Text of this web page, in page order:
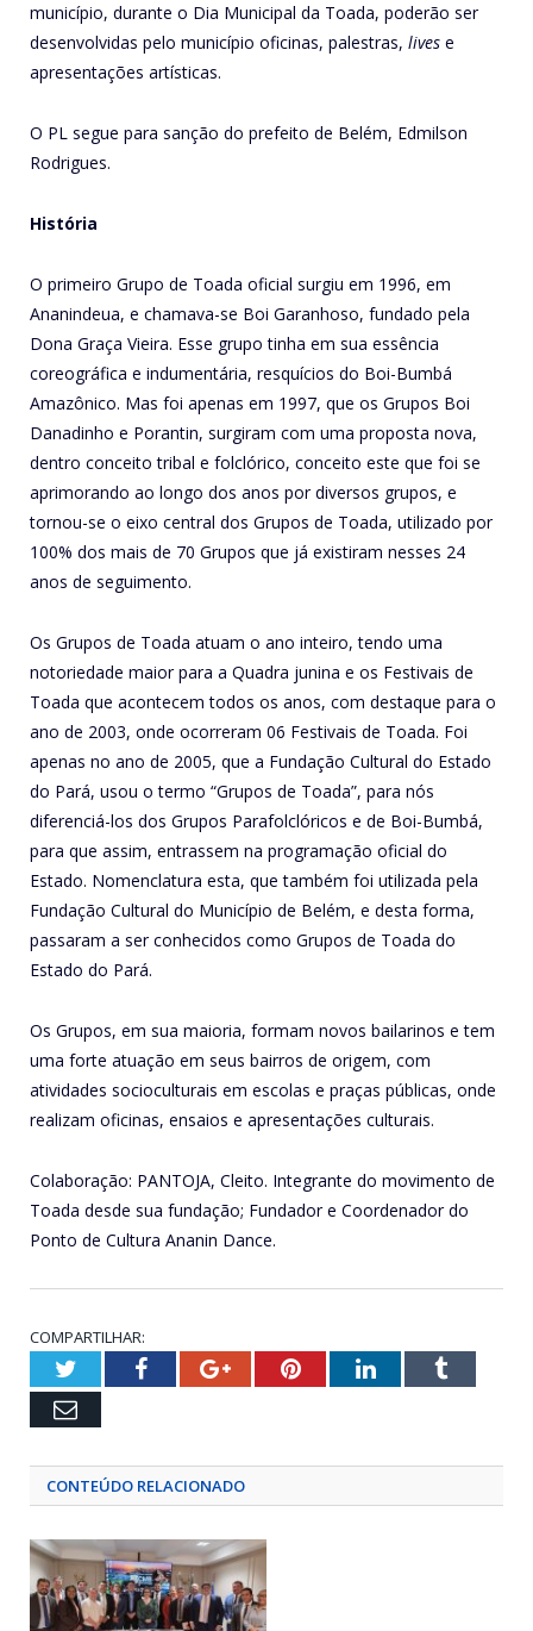
município, durante o Dia Municipal da Toada, poderão ser
desenvolvidas pelo município oficinas, palestras, lives e
apresentações artísticas.
O PL segue para sanção do prefeito de Belém, Edmilson
Rodrigues.
História
O primeiro Grupo de Toada oficial surgiu em 1996, em
Ananindeua, e chamava-se Boi Garanhoso, fundado pela
Dona Graça Vieira. Esse grupo tinha em sua essência
coreográfica e indumentária, resquícios do Boi-Bumbá
Amazônico. Mas foi apenas em 1997, que os Grupos Boi
Danadinho e Porantin, surgiram com uma proposta nova,
dentro conceito tribal e folclórico, conceito este que foi se
aprimorando ao longo dos anos por diversos grupos, e
tornou-se o eixo central dos Grupos de Toada, utilizado por
100% dos mais de 70 Grupos que já existiram nesses 24
anos de seguimento.
Os Grupos de Toada atuam o ano inteiro, tendo uma
notoriedade maior para a Quadra junina e os Festivais de
Toada que acontecem todos os anos, com destaque para o
ano de 2003, onde ocorreram 06 Festivais de Toada. Foi
apenas no ano de 2005, que a Fundação Cultural do Estado
do Pará, usou o termo “Grupos de Toada”, para nós
diferenciá-los dos Grupos Parafolclóricos e de Boi-Bumbá,
para que assim, entrassem na programação oficial do
Estado. Nomenclatura esta, que também foi utilizada pela
Fundação Cultural do Município de Belém, e desta forma,
passaram a ser conhecidos como Grupos de Toada do
Estado do Pará.
Os Grupos, em sua maioria, formam novos bailarinos e tem
uma forte atuação em seus bairros de origem, com
atividades socioculturais em escolas e praças públicas, onde
realizam oficinas, ensaios e apresentações culturais.
Colaboração: PANTOJA, Cleito. Integrante do movimento de
Toada desde sua fundação; Fundador e Coordenador do
Ponto de Cultura Ananin Dance.
COMPARTILHAR:
TwitterFacebookGoogle+PinterestLinkedInTumblr
Email
CONTEÚDO RELACIONADO